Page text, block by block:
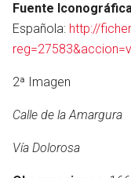
Fuente
Española: http://
2ª Imagen
Calle de la Amargura
Vía Dolorosa